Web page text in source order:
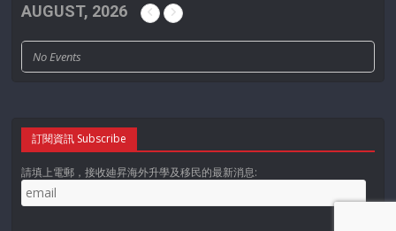
AUGUST, 2026
No Events
訂閱資訊 Subscribe
請填上電郵，接收廸昇海外升學及移民的最新消息: